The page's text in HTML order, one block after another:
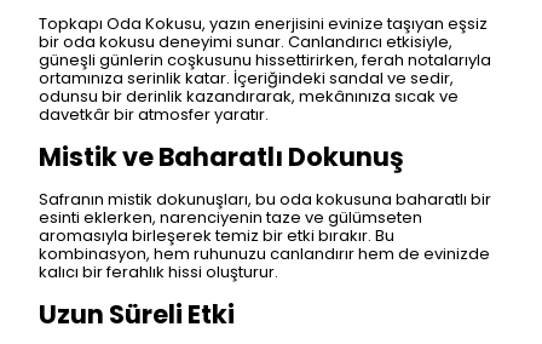
Topkapı Oda Kokusu, yazın enerjisini evinize taşıyan eşsiz
bir oda kokusu deneyimi sunar. Canlandırıcı etkisiyle,
güneşli günlerin coşkusunu hissettirirken, ferah notalarıyla
ortamınıza serinlik katar. İçeriğindeki sandal ve sedir,
odunsu bir derinlik kazandırarak, mekânınıza sıcak ve
davetkâr bir atmosfer yaratır.
Mistik ve Baharatlı Dokunuş
Safranın mistik dokunuşları, bu oda kokusuna baharatlı bir
esinti eklerken, narenciyenin taze ve gülümseten
aromasıyla birleşerek temiz bir etki bırakır. Bu
kombinasyon, hem ruhunuzu canlandırır hem de evinizde
kalıcı bir ferahlık hissi oluşturur.
Uzun Süreli Etki